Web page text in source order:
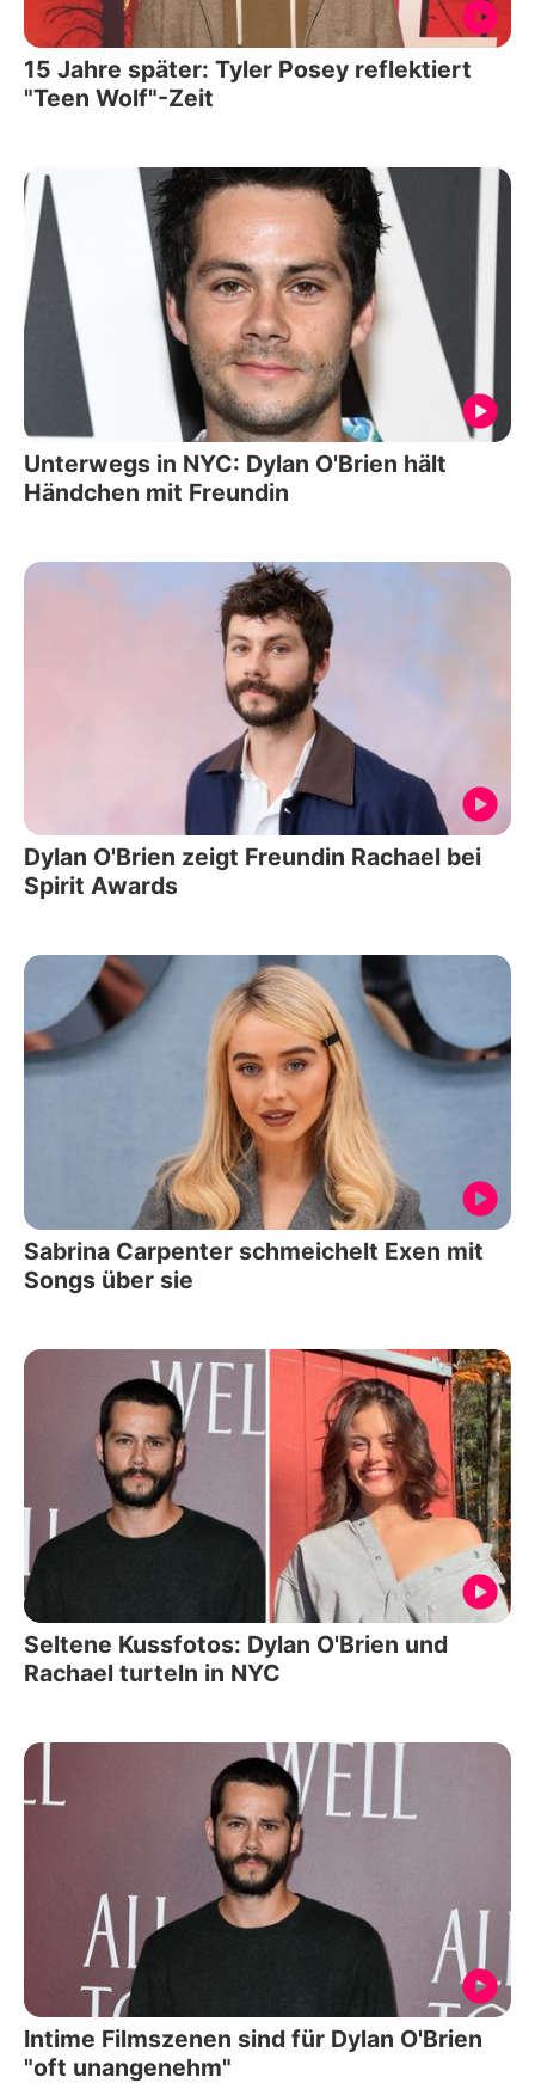
15 Jahre später: Tyler Posey reflektiert
"Teen Wolf"-Zeit
Unterwegs in NYC: Dylan O'Brien hält
Händchen mit Freundin
Dylan O'Brien zeigt Freundin Rachael bei
Spirit Awards
Sabrina Carpenter schmeichelt Exen mit
Songs über sie
Seltene Kussfotos: Dylan O'Brien und
Rachael turteln in NYC
Intime Filmszenen sind für Dylan O'Brien
"oft unangenehm"